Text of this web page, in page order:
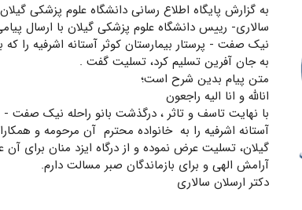
به گزارش پایگاه اطلاع رسانی دانشگاه علوم پزشکی
سالاری- رییس دانشگاه علوم پزشکی گیلان با ارسال
نیک صفت - پرستار بیمارستان کوثر آستانه اشرفیه را
به جان آفرین تسلیم کرد، تسلیت گفت .
متن پیام بدین شرح است؛
انالله و انا الیه راجعون
با نهایت تاسف و تاثر ، درگذشت بانو راحله نیک صفت -
آستانه اشرفیه را به خانواده محترم آن مرحومه و
گیلان، تسلیت عرض نموده و از درگاه ایزد منان برای آن
آرامش الهی و برای بازماندگان صبر مسالت دارم.
دکتر ارسلان سالاری